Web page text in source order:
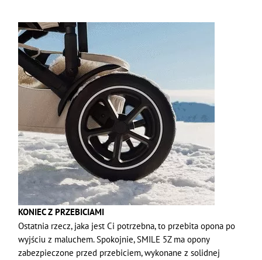
KONIEC Z PRZEBICIAMI
Ostatnia rzecz, jaka jest Ci potrzebna, to przebita opona po
wyjściu z maluchem. Spokojnie, SMILE 5Z ma opony
zabezpieczone przed przebiciem, wykonane z solidnej